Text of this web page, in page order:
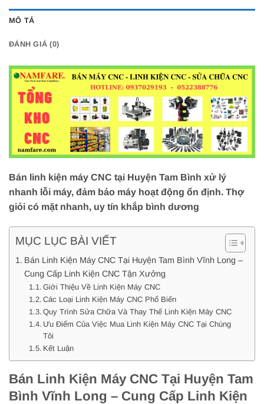
MÔ TẢ
ĐÁNH GIÁ (0)
Bán linh kiện máy CNC tại Huyện Tam Bình xử lý
nhanh lỗi máy, đảm bảo máy hoạt động ổn định. Thợ
giỏi có mặt nhanh, uy tín khắp bình dương
MỤC LỤC BÀI VIẾT
Bán Linh Kiện Máy CNC Tại Huyện Tam Bình Vĩnh Long –
Cung Cấp Linh Kiện CNC Tận Xưởng
Giới Thiệu Về Linh Kiện Máy CNC
Các Loại Linh Kiện Máy CNC Phổ Biến
Quy Trình Sửa Chữa Và Thay Thế Linh Kiện Máy CNC
Ưu Điểm Của Việc Mua Linh Kiện Máy CNC Tại Chúng
Tôi
Kết Luận
Bán Linh Kiện Máy CNC Tại Huyện Tam
Bình Vĩnh Long – Cung Cấp Linh Kiện